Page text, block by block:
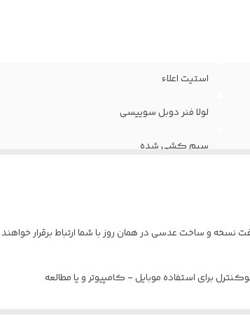
استیت اعلاء
لولا فنر دوبل سوییسی
سیم کشی شده
و ساخت عدسی در همان روز با شما ارتباط برقرار
برای استفاده موبایل - کامپیوتر و یا مطالعه